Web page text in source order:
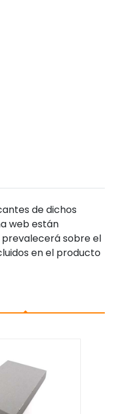
de dichos
web están
sobre el
en el producto